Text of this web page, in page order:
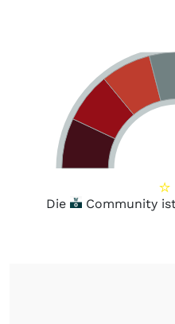
⭐
Die Community